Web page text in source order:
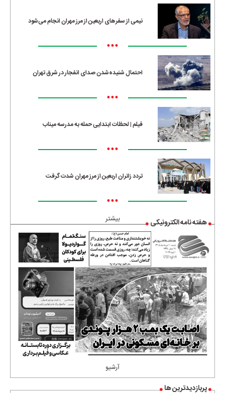
نیمی از سفرهای اربعین از مرز مهران انجام می‌شود
•••
احتمال شنیده‌شدن صدای انفجار در شرق تهران
•••
فیلم | لحظات ابتدایی حمله به مدرسه میناب
•••
تردد زائران اربعین از مرز مهران شدت گرفت
•••
بیشتر هفته نامه الکترونیکی
آرشیو
پربازدیدترین ها